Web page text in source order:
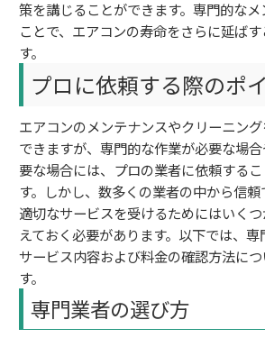
策を講じることができます。専門的な
ことで、エアコンの寿命をさらに延ば
す。
プロに依頼する際のポ
エアコンのメンテナンスやクリーニン
できますが、専門的な作業が必要な場
要な場合には、プロの業者に依頼する
す。しかし、数多くの業者の中から信頼
適切なサービスを受けるためにはいく
えておく必要があります。以下では、専
サービス内容および料金の確認方法に
す。
専門業者の選び方